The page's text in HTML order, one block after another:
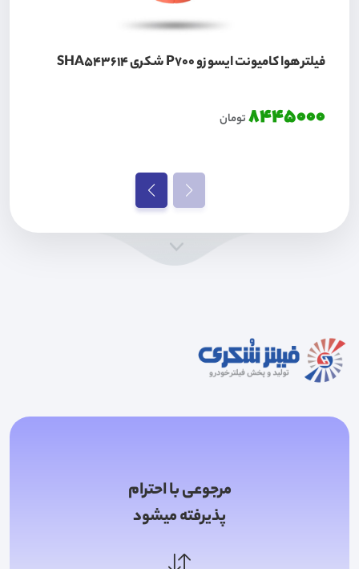
فیلتر هوا کامیونت ایسوزو P700 شکری SHA543614
8445000تومان
مرجوعی با احترام
پذیرفته میشود